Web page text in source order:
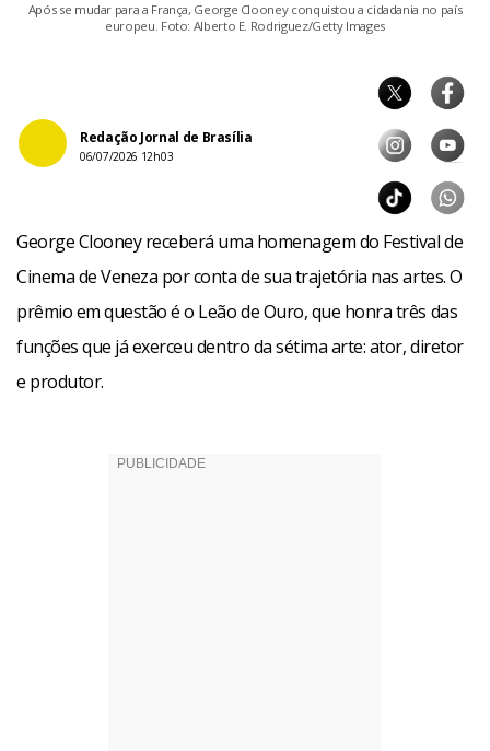
Após se mudar para a França, George Clooney conquistou a cidadania no país
europeu. Foto: Alberto E. Rodriguez/Getty Images
Redação Jornal de Brasília
06/07/2026 12h03
George Clooney receberá uma homenagem do Festival de
Cinema de Veneza por conta de sua trajetória nas artes. O
prêmio em questão é o Leão de Ouro, que honra três das
funções que já exerceu dentro da sétima arte: ator, diretor
e produtor.